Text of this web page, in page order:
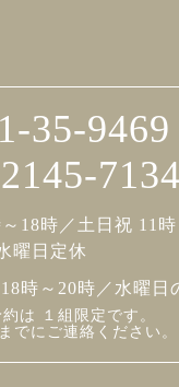
35-9469
7134
18時／土日祝 11
曜日定休
時～20時／水曜日
は １組限定です。
でにご連絡ください。